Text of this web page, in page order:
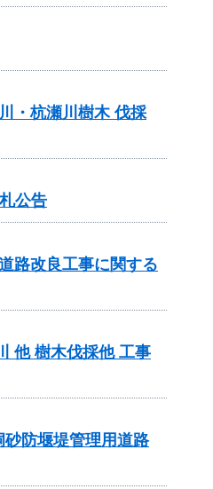
・杭瀬川樹木 伐採
公告
路改良工事に関する
他 樹木伐採他 工事
防堰堤管理用道路